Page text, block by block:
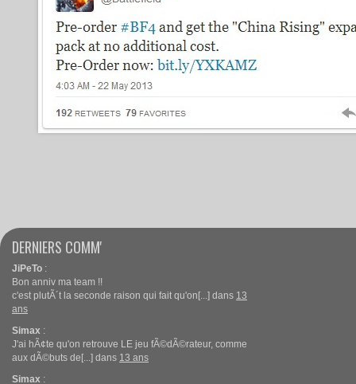
DERNIERS COMM'
JiPeTo :
Bon anniv ma team !!
c'est plutÃ´t la seconde raison qui fait qu'on[...] dans 13
ans
Simax :
J'ai hÃ¢te qu'on retrouve LE jeu fÃ©dÃ©rateur, comme
aux dÃ©buts de[...] dans 13 ans
Simax :